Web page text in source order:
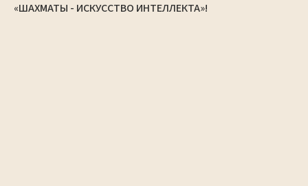
«ШАХМАТЫ - ИСКУССТВО ИНТЕЛЛЕКТА»!